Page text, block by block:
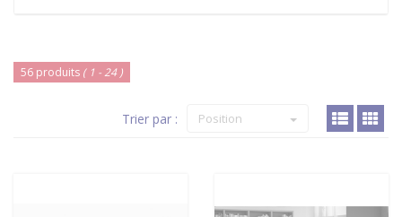
56 produits ( 1 - 24 )
Trier par : Position